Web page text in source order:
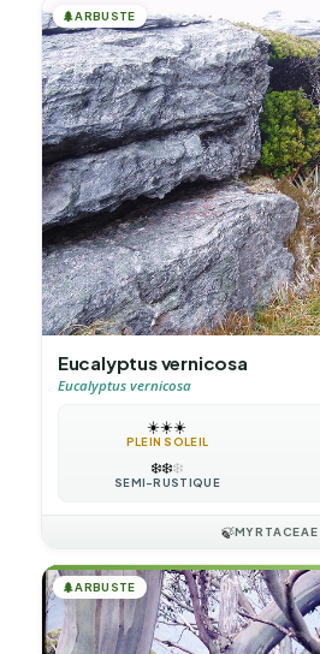
🌲ARBUSTE
Eucalyptus vernicosa
Eucalyptus vernicosa
☀️☀️☀️
PLEIN SOLEIL
❄️❄️❄️
SEMI-RUSTIQUE
🍃MYRTACEAE
🌲ARBUSTE